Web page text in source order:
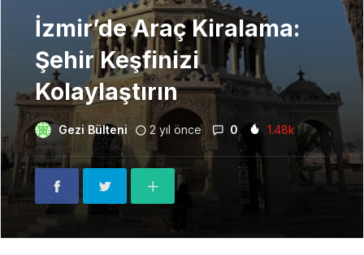
İzmir’de Araç Kiralama:
Şehir Keşfinizi
Kolaylaştırın
Gezi Bülteni 2 yıl önce 0 1.48k